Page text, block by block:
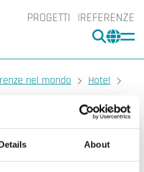
About
PROGETTI REFERENZE
CERCA
nel mondo
Hotel